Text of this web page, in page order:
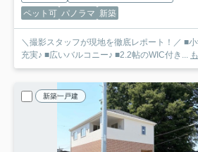
ペット可 パノラマ 新築
＼撮影スタッフが現地を徹底レポート！／ ■
充実♪ ■広いバルコニー♪ ■2.2帖のWIC付き...
新築一戸建